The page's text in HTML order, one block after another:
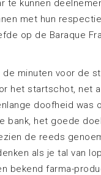
te kunnen
met hun
op de Baraque
minuten voor de
het startschot, net
doofheid was
bank, het goede
de reeds
als je tal van
bekend farma-